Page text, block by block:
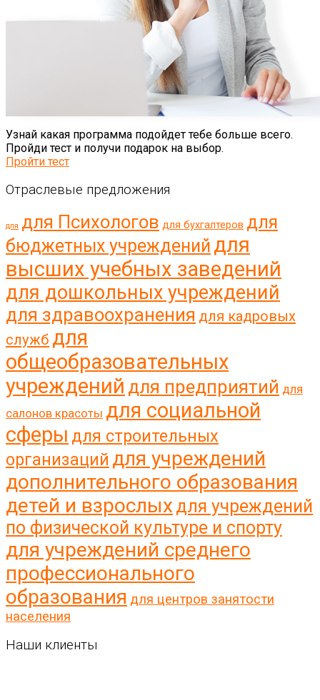
Узнай какая программа подойдет тебе больше всего.
Пройди тест и получи подарок на выбор.
Пройти тест
Отраслевые предложения
для для Психологов для бухгалтеров для
бюджетных учреждений для
высших учебных заведений
для дошкольных учреждений
для здравоохранения для кадровых
служб для
общеобразовательных
учреждений для предприятий для
салонов красоты для социальной
сферы для строительных
организаций для учреждений
дополнительного образования
детей и взрослых для учреждений
по физической культуре и спорту
для учреждений среднего
профессионального
образования для центров занятости
населения
Наши клиенты